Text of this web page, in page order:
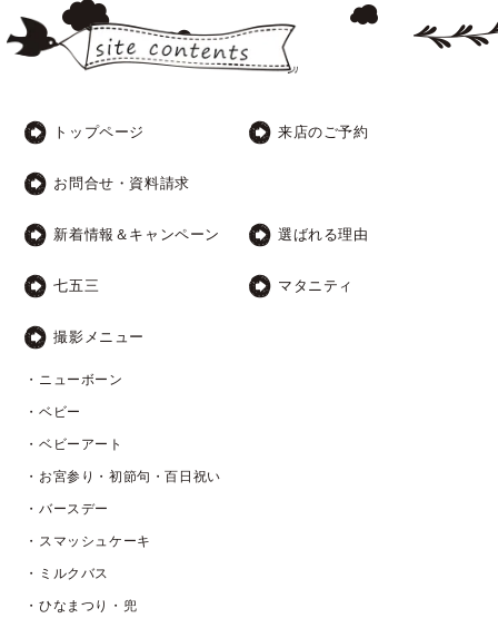
トップページ 来店のご予約
お問合せ・資料請求
新着情報＆キャンペーン 選ばれる理由
七五三 マタニティ
撮影メニュー
・ニューボーン
・ベビー
・ベビーアート
・お宮参り・初節句・百日祝い
・バースデー
・スマッシュケーキ
・ミルクバス
・ひなまつり・兜